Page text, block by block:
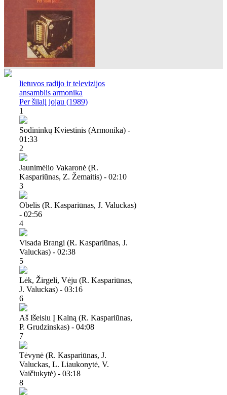
lietuvos radijo ir televizijos
ansamblis armonika
Per šilalį jojau (1989)
1
Sodininkų Kviestinis (armonika) -
01:33
2
Jaunimėlio Vakaronė (r.
Kaspariūnas, Z. Žemaitis) - 02:10
3
Obelis (r. Kaspariūnas, J. Valuckas)
- 02:56
4
Visada Brangi (r. Kaspariūnas, J.
Valuckas) - 02:38
5
Lėk, Žirgeli, Vėju (r. Kaspariūnas,
J. Valuckas) - 03:16
6
Aš Išeisiu Į Kalną (r. Kaspariūnas,
P. Grudzinskas) - 04:08
7
Tėvynė (r. Kaspariūnas, J.
Valuckas, L. Liaukonytė, V.
Vaičiukytė) - 03:18
8